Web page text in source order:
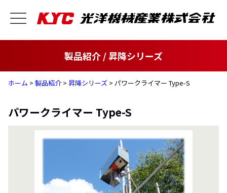
製品紹介 / 昇降シリーズ
ホーム > 製品紹介 > 昇降シリーズ > パワークライマー Type-S
パワークライマー Type-S